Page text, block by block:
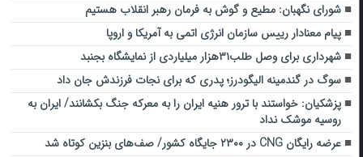
شورای نگهبان: مطیع و گوش به فرمان رهبر انقلاب هستیم
پیام معنادار رییس سازمان انرژی اتمی به آمریکا و اروپا
شهرداری برای وصل طلب۳۱هزار میلیاردی از نمایشگاه بجنبد
سوگ در گندمینه الیگودرز؛ پدری که برای نجات فرزندش جان داد
پزشکیان: خواستند با ترور هنیه ایران را به معرکه جنگ بکشانند/ ایران به
روسیه موشک نداد
عرضه رایگان CNG در ۲۳۰۰ جایگاه کشور/ صف‌های بنزین کوتاه شد